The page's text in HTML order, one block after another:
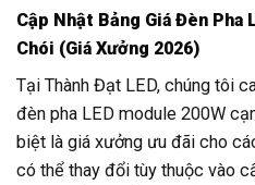
Cập Nhật Bảng Giá Đèn Pha
Chói (Giá Xưởng 2026)
Tại Thành Đạt LED, chúng tôi
đèn pha LED module 200W
biệt là giá xưởng ưu đãi cho
có thể thay đổi tùy thuộc vào